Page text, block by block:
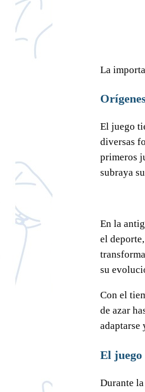
La
El juego
diversas
primeros
subraya
En la
el
su
Con el
de azar
adaptarse
El juego
Durante